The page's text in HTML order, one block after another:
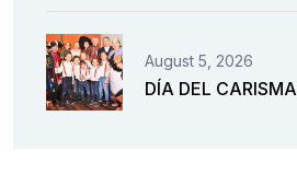
August 5, 2026
DÍA DEL CARISMA